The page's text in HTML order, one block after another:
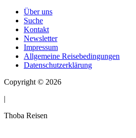
Über uns
Suche
Kontakt
Newsletter
Impressum
Allgemeine Reisebedingungen
Datenschutzerklärung
Copyright © 2026
|
Thoba Reisen